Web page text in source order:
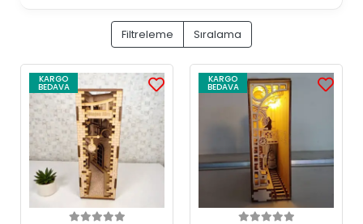
Filtreleme Sıralama
KARGO
BEDAVA
KARGO
BEDAVA